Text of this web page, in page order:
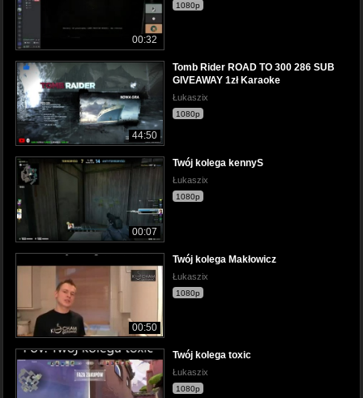
00:32
1080p
44:50
Tomb Rider ROAD TO 300 286 SUB
GIVEAWAY 1zł Karaoke
Łukaszix
1080p
00:07
Twój kolega kennyS
Łukaszix
1080p
00:50
Twój kolega Makłowicz
Łukaszix
1080p
Twój kolega toxic
Łukaszix
1080p